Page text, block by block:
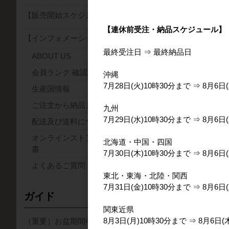
1983年に設立さ
周辺の小規模農家
サンプルは
【販売開始スケジュール】
【インフォメーション】
ABOUT US
会員ランク 確認方法について
生産国情報
ご注文から納品までの流れ
配送及び送料について
オンラインストアの取り扱い説明
書
よくあるご質問
ガイド
（重要）お盆期間中の集配業務のご
【連休前受注・納品スケジュール】
最終受注日 ⇒ 最終納品日
沖縄
7月28日(火)10時30分まで ⇒ 8月6日
九州
7月29日(水)10時30分まで ⇒ 8月6日
北海道・中国・四国
7月30日(木)10時30分まで ⇒ 8月6日
東北・東海・北陸・関西
7月31日(金)10時30分まで ⇒ 8月6日
関東近県
8月3日(月)10時30分まで ⇒ 8月6日(